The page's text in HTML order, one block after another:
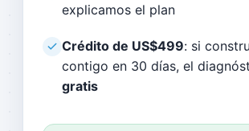
explicamos el plan
Crédito de US$499: si
contigo en 30 días, el
gratis